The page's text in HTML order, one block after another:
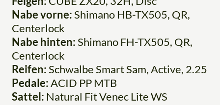
Nabe vorne:Shimano HB-TX505, QR,
Centerlock
Nabe hinten:Shimano FH-TX505, QR,
Centerlock
Reifen:Schwalbe Smart Sam, Active, 2.25
Pedale:ACID PP MTB
Sattel: Natural Fit Venec Lite WS